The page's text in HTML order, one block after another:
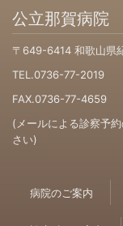
公立那賀病院
〒649-6414 和歌山県
TEL.0736-77-2019
FAX.0736-77-4659
(メールによる診察予
さい)
病院のご案内